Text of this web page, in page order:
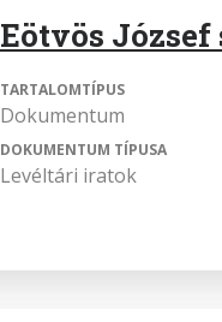
Eötvös
TARTALOMTÍPUS
Dokumentum
DOKUMENTUM TÍPUSA
Levéltári iratok